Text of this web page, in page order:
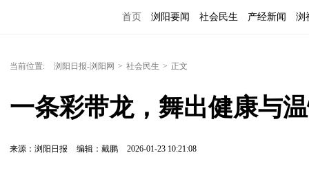
首页 浏阳要闻 社会民生 产经新闻 浏
当前位置: 浏阳日报-浏阳网 > 社会民生 > 正文
一条彩带龙，舞出健康与
来源：浏阳日报 编辑：戴鹏 2026-01-23 10:21:08